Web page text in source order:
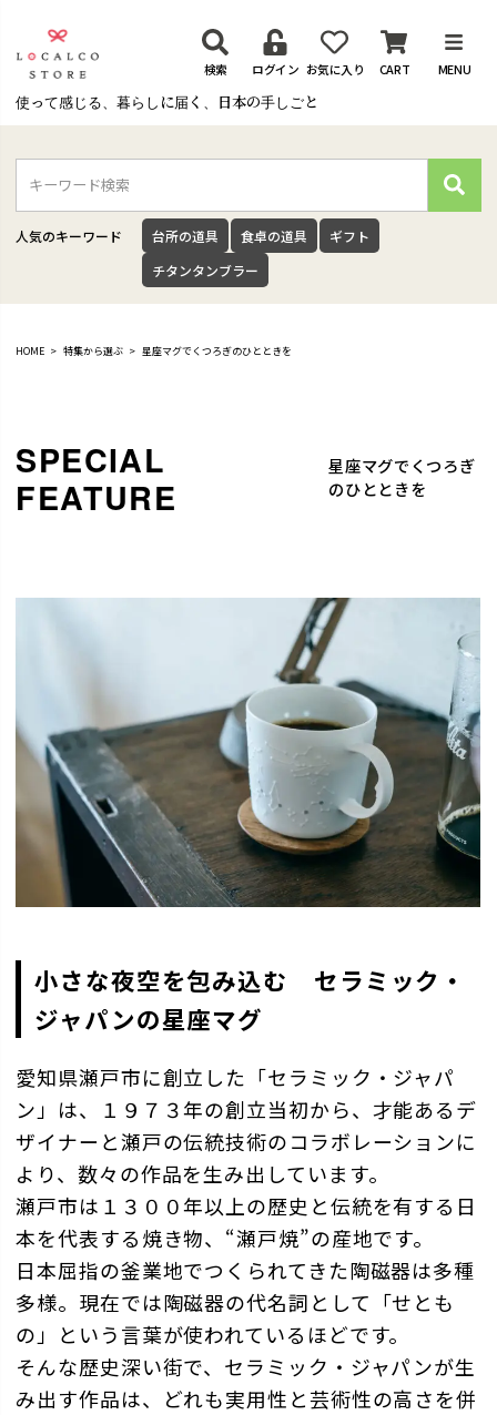
使って感じる、暮らしに届く、日本の手しごと
検索 ログイン お気に入り CART MENU
検
索
人気のキーワード 台所の道具 食卓の道具
ギフト
チタンタンブラー
HOME 特集から選ぶ 星座マグでくつろぎのひとときを
星座マグでくつろぎ
のひとときを
小さな夜空を包み込む セラミック・
ジャパンの星座マグ
愛知県瀬戸市に創立した「セラミック・ジャパ
ン」は、１９７３年の創立当初から、才能あるデ
ザイナーと瀬戸の伝統技術のコラボレーションに
より、数々の作品を生み出しています。
瀬戸市は１３００年以上の歴史と伝統を有する日
本を代表する焼き物、“瀬戸焼”の産地です。
日本屈指の釜業地でつくられてきた陶磁器は多種
多様。現在では陶磁器の代名詞として「せとも
の」という言葉が使われているほどです。
そんな歴史深い街で、セラミック・ジャパンが生
み出す作品は、どれも実用性と芸術性の高さを併